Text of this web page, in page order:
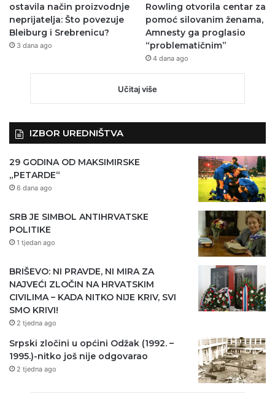
ostavila način proizvodnje
neprijatelja: Što povezuje
Bleiburg i Srebrenicu?
3 dana ago
Rowling otvorila centar za
pomoć silovanim ženama,
Amnesty ga proglasio
“problematičnim”
4 dana ago
Učitaj više
IZBOR UREDNIŠTVA
29 GODINA OD MAKSIMIRSKE
„PETARDE“
6 dana ago
SRB JE SIMBOL ANTIHRVATSKE
POLITIKE
1 tjedan ago
BRIŠEVO: NI PRAVDE, NI MIRA ZA
NAJVEĆI ZLOČIN NA HRVATSKIM
CIVILIMA – KADA NITKO NIJE KRIV, SVI
SMO KRIVI!
2 tjedna ago
Srpski zločini u općini Odžak (1992. –
1995.)-nitko još nije odgovarao
2 tjedna ago